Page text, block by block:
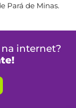
Pará de Minas.
na internet?